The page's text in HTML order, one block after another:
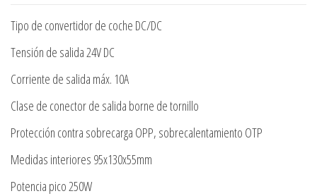
Tipo de convertidor de coche DC/DC
Tensión de salida 24V DC
Corriente de salida máx. 10A
Clase de conector de salida borne de tornillo
Protección contra sobrecarga OPP, sobrecalentamiento OTP
Medidas interiores 95x130x55mm
Potencia pico 250W